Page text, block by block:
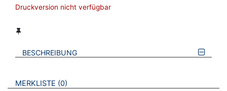
Druckversion nicht verfügbar
BESCHREIBUNG
VERWEISE AUF VERMERKTE- ODER ZULETZT ANGESEHENE
MERKLISTE 0 BROSCHÜREN